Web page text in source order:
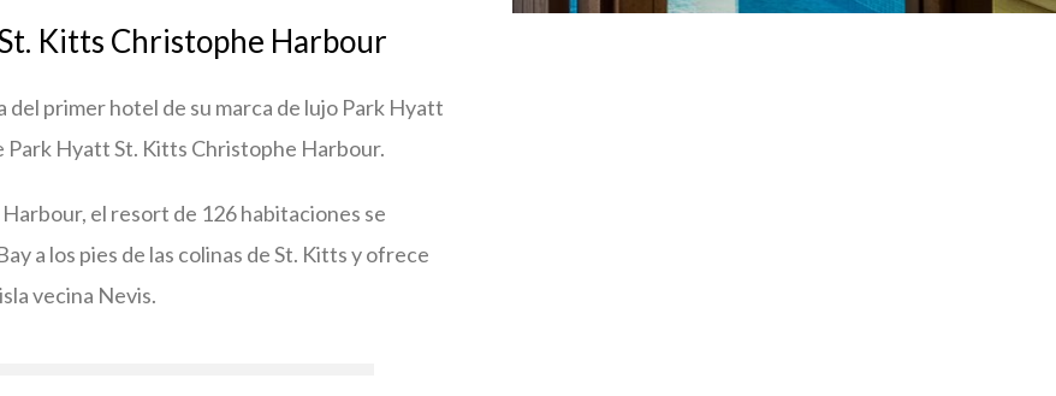
Kitts Christophe Harbour
primer hotel de su marca de lujo Park Hyatt
Park Hyatt St. Kitts Christophe Harbour.
el resort de 126 habitaciones se
a los pies de las colinas de St. Kitts y ofrece
vecina Nevis.